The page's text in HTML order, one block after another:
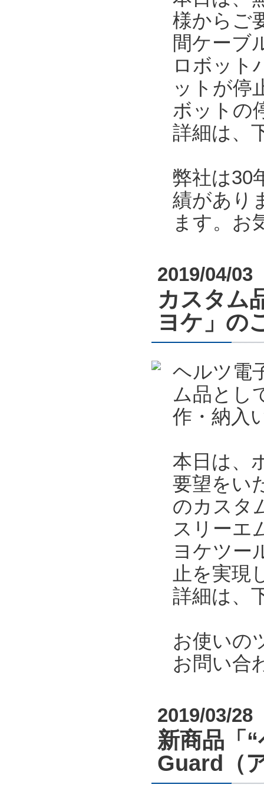
様からご
間ケーブ
ロボット
ットが停
ボットの
詳細は、
弊社は30
績があり
ます。お
2019/04/03
カスタム
ヨケ」の
ヘルツ電
ム品とし
作・納入
本日は、
要望をい
のカスタ
スリーエ
ヨケツー
止を実現
詳細は、
お使いの
お問い合
2019/03/28
新商品「
Guard（